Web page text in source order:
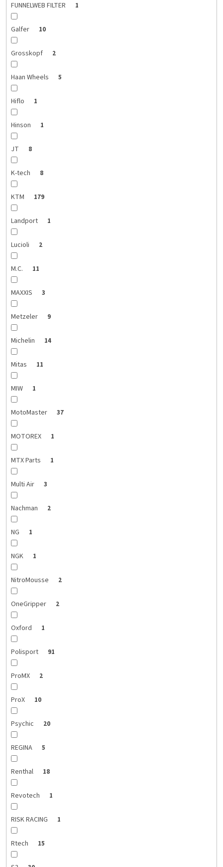
FUNNELWEB FILTER 1
Galfer 10
Grosskopf 2
Haan Wheels 5
Hiflo 1
Hinson 1
JT 8
K-tech 8
KTM 179
Landport 1
Lucioli 2
M.C. 11
MAXXIS 3
Metzeler 9
Michelin 14
Mitas 11
MIW 1
MotoMaster 37
MOTOREX 1
MTX Parts 1
Multi Air 3
Nachman 2
NG 1
NGK 1
NitroMousse 2
OneGripper 2
Oxford 1
Polisport 91
ProMX 2
ProX 10
Psychic 20
REGINA 5
Renthal 18
Revotech 1
RISK RACING 1
Rtech 15